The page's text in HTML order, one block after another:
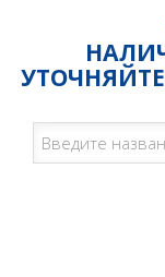
УТОЧНЯЙТЕ